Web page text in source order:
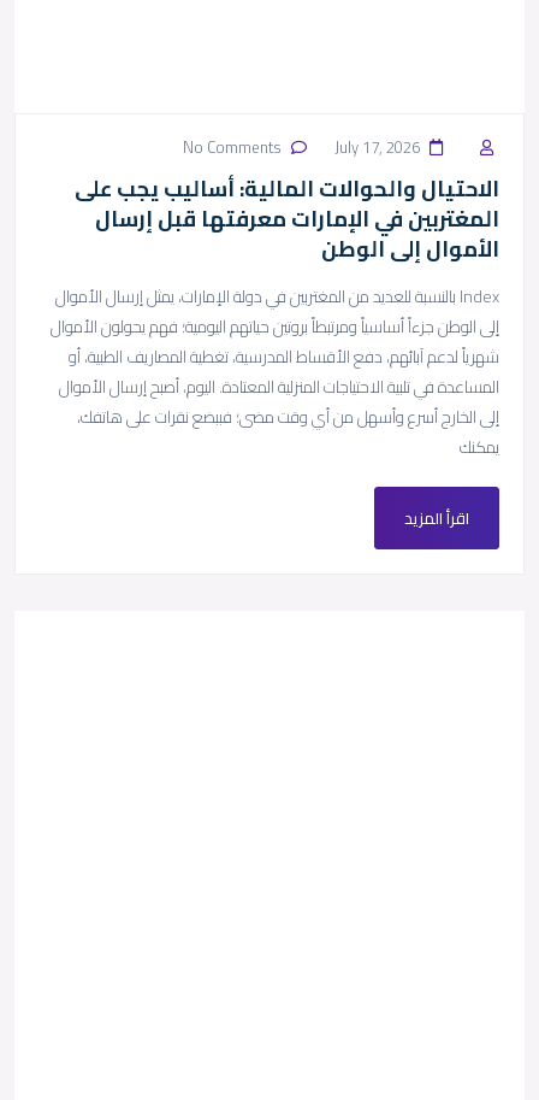
الاحتيال والحوالات المالية: أساليب يجب على
المغتربين في الإمارات معرفتها قبل إرسال
الأموال إلى الوطن
Index بالنسبة للعديد من المغتربين في دولة الإمارات، يمثل إرسال الأموال
إلى الوطن جزءاً أساسياً ومرتبطاً بروتين حياتهم اليومية؛ فهم يحولون الأموال
شهرياً لدعم آبائهم، دفع الأقساط المدرسية، تغطية المصاريف الطبية، أو
المساعدة في تلبية الاحتياجات المنزلية المعتادة. اليوم، أصبح إرسال الأموال
إلى الخارج أسرع وأسهل من أي وقت مضى؛ فببضع نقرات على هاتفك،
يمكنك
اقرأ المزيد